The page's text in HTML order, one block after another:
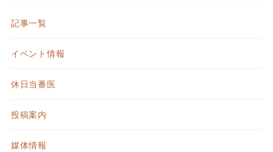
記事一覧
イベント情報
休日当番医
投稿案内
媒体情報